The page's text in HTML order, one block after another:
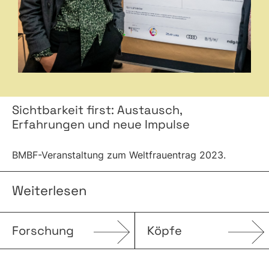
Sichtbarkeit first: Austausch,
Erfahrungen und neue Impulse
BMBF-Veranstaltung zum Weltfrauentrag 2023.
Weiterlesen
Forschung Köpfe